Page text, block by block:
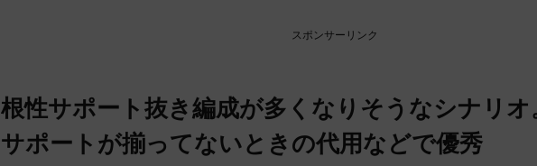
スポンサーリンク
根性サポート抜き編成が多くなりそうなシナリオ
サポートが揃ってないときの代用などで優秀